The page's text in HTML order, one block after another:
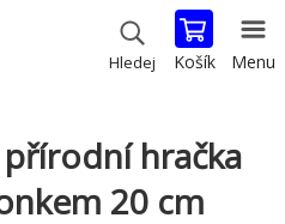
Hledej Košík Menu
hračka
20 cm